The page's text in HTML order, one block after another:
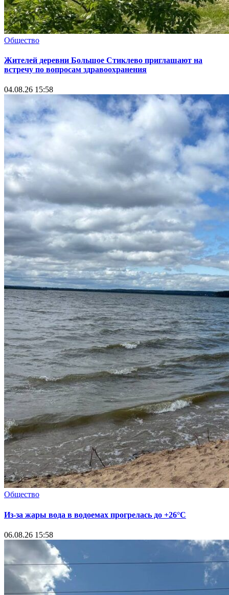
Общество
Жителей деревни Большое Стиклево приглашают на
встречу по вопросам здравоохранения
04.08.26 15:58
Общество
Из-за жары вода в водоемах прогрелась до +26°C
06.08.26 15:58